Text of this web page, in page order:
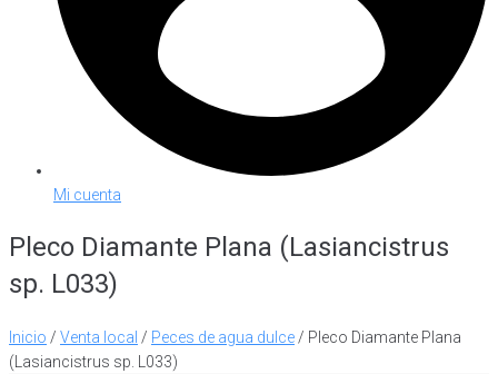
Mi cuenta
Pleco Diamante Plana (Lasiancistrus
sp. L033)
Inicio / Venta local / Peces de agua dulce / Pleco Diamante Plana
(Lasiancistrus sp. L033)